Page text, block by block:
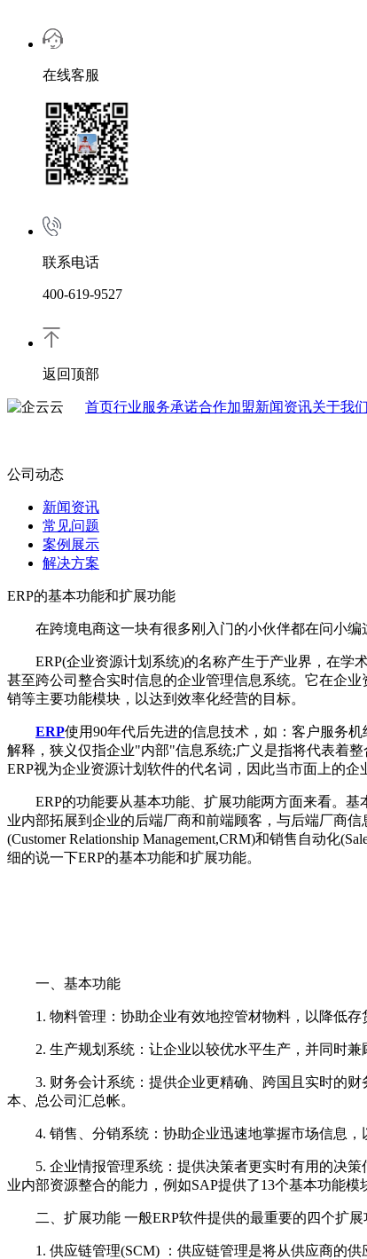
在线客服
联系电话
400-619-9527
返回顶部
首页行业服务承诺合作加盟新闻资讯关于我们
公司动态
新闻资讯
常见问题
案例展示
解决方案
ERP的基本功能和扩展功能
在跨境电商这一块有很多刚入门的小伙伴都在问小编这
ERP(企业资源计划系统)的名称产生于产业界，在学术
甚至跨公司整合实时信息的企业管理信息系统。它在企
销等主要功能模块，以达到效率化经营的目标。
ERP使用90年代后先进的信息技术，如：客户服务
解释，狭义仅指企业"内部"信息系统;广义是指将代表着
ERP视为企业资源计划软件的代名词，因此当市面上的企
ERP的功能要从基本功能、扩展功能两方面来看。基
业内部拓展到企业的后端厂商和前端顾客，与后端厂商信
(Customer Relationship Management,CRM)和销售自动化
细的说一下ERP的基本功能和扩展功能。
一、基本功能
1. 物料管理：协助企业有效地控管材物料，以降低存
2. 生产规划系统：让企业以较优水平生产，并同时兼
3. 财务会计系统：提供企业更精确、跨国且实时的财
本、总公司汇总帐。
4. 销售、分销系统：协助企业迅速地掌握市场信息，
5. 企业情报管理系统：提供决策者更实时有用的决策
业内部资源整合的能力，例如SAP提供了13个基本功能模
二、扩展功能 一般ERP软件提供的最重要的四个扩展
1. 供应链管理(SCM) ：供应链管理是将从供应商的供